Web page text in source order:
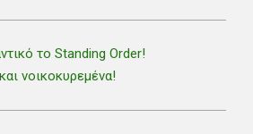
το Standing Order!
νοικοκυρεμένα!